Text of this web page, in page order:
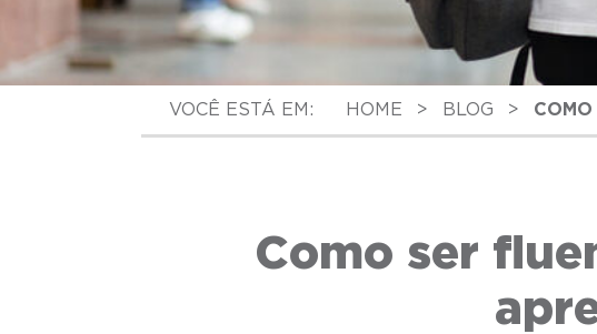
VOCÊ ESTÁ EM: HOME > BLOG > COMO
Como ser